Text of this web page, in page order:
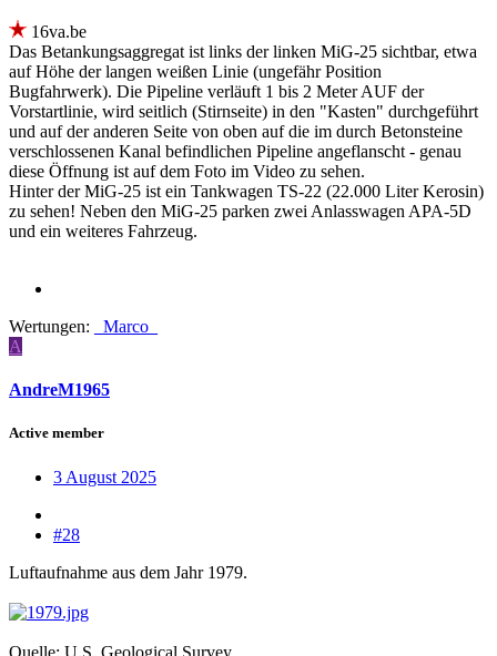
16va.be
Das Betankungsaggregat ist links der linken MiG-25 sichtbar, etwa
auf Höhe der langen weißen Linie (ungefähr Position
Bugfahrwerk). Die Pipeline verläuft 1 bis 2 Meter AUF der
Vorstartlinie, wird seitlich (Stirnseite) in den "Kasten" durchgeführt
und auf der anderen Seite von oben auf die im durch Betonsteine
verschlossenen Kanal befindlichen Pipeline angeflanscht - genau
diese Öffnung ist auf dem Foto im Video zu sehen.
Hinter der MiG-25 ist ein Tankwagen TS-22 (22.000 Liter Kerosin)
zu sehen! Neben den MiG-25 parken zwei Anlasswagen APA-5D
und ein weiteres Fahrzeug.
Wertungen:
_Marco_
A
AndreM1965
Active member
3 August 2025
#28
Luftaufnahme aus dem Jahr 1979.
Quelle: U.S. Geological Survey